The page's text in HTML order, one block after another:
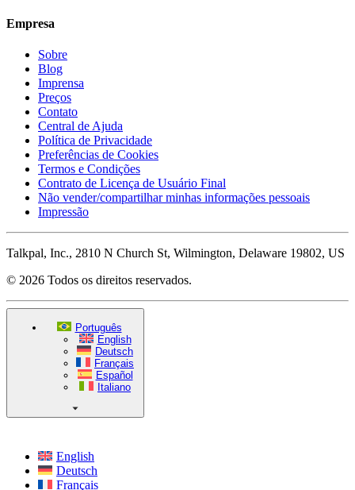
Empresa
Sobre
Blog
Imprensa
Preços
Contato
Central de Ajuda
Política de Privacidade
Preferências de Cookies
Termos e Condições
Contrato de Licença de Usuário Final
Não vender/compartilhar minhas informações pessoais
Impressão
Talkpal, Inc., 2810 N Church St, Wilmington, Delaware 19802, US
© 2026 Todos os direitos reservados.
Português
English
Deutsch
Français
Español
Italiano
English
Deutsch
Français